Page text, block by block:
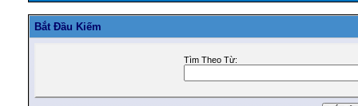
Bắt Ðầu Kiếm
Tìm Theo Từ: